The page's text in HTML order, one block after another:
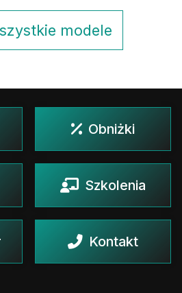
modele
Obniżki
Szkolenia
Kontakt